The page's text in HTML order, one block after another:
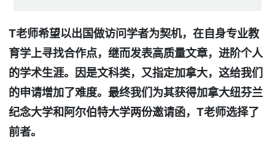
T老师希望以出国做访问学者为契机，在自身专业教
育学上寻找合作点，继而发表高质量文章，进阶个人
的学术生涯。因是文科类，又指定加拿大，这给我们
的申请增加了难度。最终我们为其获得加拿大纽芬兰
纪念大学和阿尔伯特大学两份邀请函，T老师选择了
前者。